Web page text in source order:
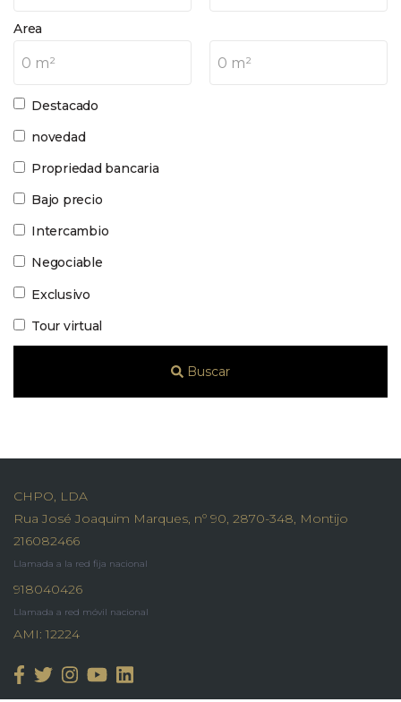
Area
0 m² 0 m²
Destacado
novedad
Propriedad bancaria
Bajo precio
Intercambio
Negociable
Exclusivo
Tour virtual
Buscar
CHPO, LDA
Rua José Joaquim Marques, nº 90, 2870-348, Montijo
216082466
Llamada a la red fija nacional
918040426
Llamada a red móvil nacional
AMI: 12224